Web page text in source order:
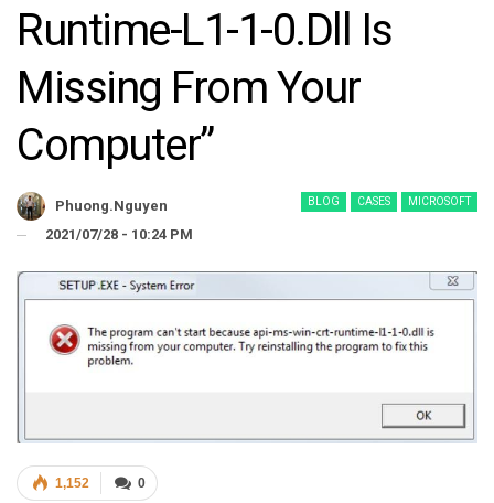
Runtime-L1-1-0.dll Is
Missing From Your
Computer”
BLOG CASES MICROSOFT
Phuong.nguyen
2021/07/28 - 10:24 PM
0
1,152